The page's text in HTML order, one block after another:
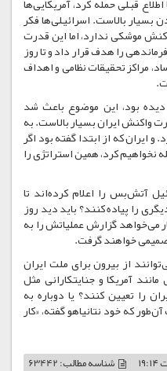
بسیار بالاست. اسرائیلی‌ها فکر
موشکی ندارد، اما این قدرت
را هدف قرار داد و تا روز
مراکز تحقیقات نظامی و اهداف
بود، این موضوع باعث شد
واکنش ایران بسیار بالاست. به
که از ابتدا گفته بود اگر
نخواهیم کرد، همین استراتژی را
آتش‌بس را اعلام کرده‌اند تا
را پیاده کنند؟ باید دید روز
می‌خواهد گزارش عملیاتش را به
خواهند گرفت.
از بیرون برای ملت ایران
آمریکا و جنایتکارانی مثل
را تعیین کنند؟ یا دوباره به
که خود نتانیاهو گفته، «کار
شناسه مطالب: 63442